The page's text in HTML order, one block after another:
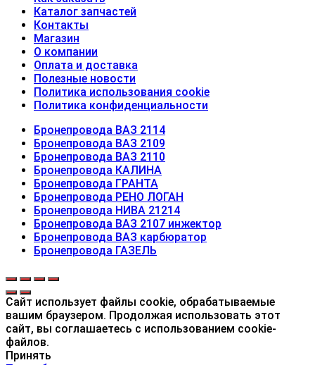
Каталог запчастей
Контакты
Магазин
О компании
Оплата и доставка
Полезные новости
Политика использования cookie
Политика конфиденциальности
Бронепровода ВАЗ 2114
Бронепровода ВАЗ 2109
Бронепровода ВАЗ 2110
Бронепровода КАЛИНА
Бронепровода ГРАНТА
Бронепровода РЕНО ЛОГАН
Бронепровода НИВА 21214
Бронепровода ВАЗ 2107 инжектор
Бронепровода ВАЗ карбюратор
Бронепровода ГАЗЕЛЬ
Сайт использует файлы cookie, обрабатываемые
вашим браузером. Продолжая использовать этот
сайт, вы соглашаетесь с использованием cookie-
файлов.
Принять